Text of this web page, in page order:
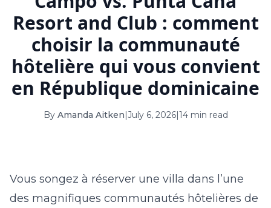
16 17 18 19 20 21 22
23
30 31
September 2026
S M T W T F S
Resort and Club : comment
choisir la communauté
hôtelière qui vous convient
en République dominicaine
By Amanda Aitken|July 6, 2026|14 min read
Vous songez à réserver une villa dans l’une
des magnifiques communautés hôtelières de